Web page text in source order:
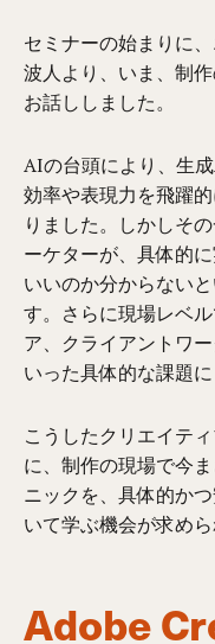
セミナーの始まりに
波人より、いま、制
お話ししました。
AIの台頭により、生
効率や表現力を飛躍
りました。しかしそ
ーケターが、具体的
いいのか分からない
す。さらに現場レベ
ア、クライアントワ
いった具体的な課題
こうしたクリエイテ
に、制作の現場で今
ニックを、具体的か
いて学ぶ機会が求め
Adobe